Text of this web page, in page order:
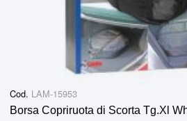
Cod. LAM-15953
Borsa Copriruota di Scorta Tg.Xl